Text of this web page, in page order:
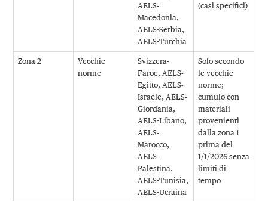
AELS-
Macedonia,
AELS-Serbia,
AELS-Turchia
(casi specifici)
Zona 2
Vecchie
norme
Svizzera-
Faroe, AELS-
Egitto, AELS-
Israele, AELS-
Giordania,
AELS-Libano,
AELS-
Marocco,
AELS-
Palestina,
AELS-Tunisia,
AELS-Ucraina
Solo secondo
le vecchie
norme;
cumulo con
materiali
provenienti
dalla zona 1
prima del
1/1/2026 senza
limiti di
tempo